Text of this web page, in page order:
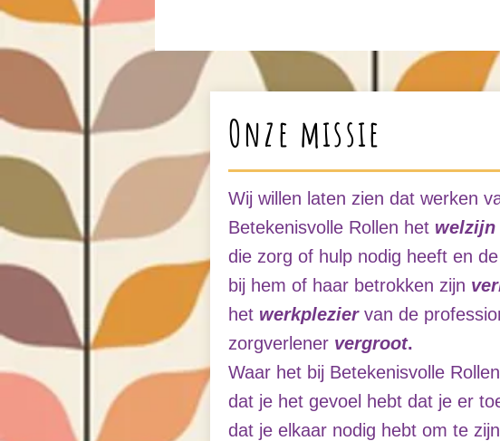
Onze missie
Wij willen laten zien dat werken
Betekenisvolle Rollen het welzijn
die zorg of hulp nodig heeft en
bij hem of haar betrokken zijn
het werkpleziervan de
zorgverlener vergroot.
Waar het bij Betekenisvolle
dat je het gevoel hebt dat je er
dat je elkaar nodig hebt om te